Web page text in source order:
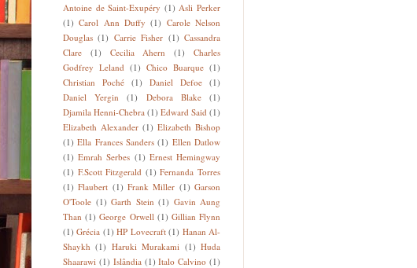
Antoine de Saint-Exupéry (1) Asli Perker
(1) Carol Ann Duffy (1) Carole Nelson
Douglas (1) Carrie Fisher (1) Cassandra
Clare
(1) Cecilia Ahern (1)
Charles
Godfrey Leland (1) Chico Buarque (1)
Christian Poché (1) Daniel Defoe (1)
Daniel Yergin
(1) Debora Blake
(1)
Djamila Henni-Chebra (1) Edward Said (1)
Elizabeth Alexander (1) Elizabeth Bishop
(1) Ella Frances Sanders (1) Ellen Datlow
(1) Emrah Serbes (1) Ernest Hemingway
(1) F.Scott Fitzgerald (1) Fernanda Torres
(1) Flaubert (1) Frank Miller (1) Garson
O'Toole (1) Garth Stein (1) Gavin Aung
Than (1) George Orwell (1) Gillian Flynn
(1) Grécia (1) HP Lovecraft (1) Hanan Al-
Shaykh (1) Haruki Murakami (1) Huda
Shaarawi (1) Islândia (1) Italo Calvino (1)